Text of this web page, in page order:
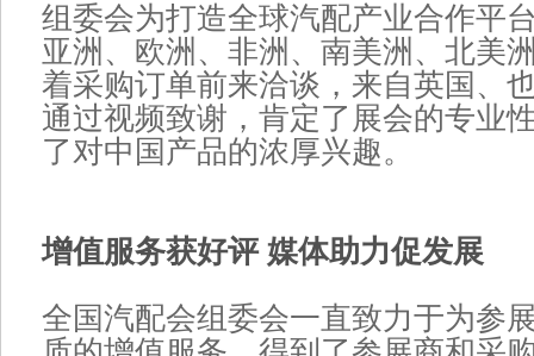
组委会为打造全球汽配产业合作平
亚洲、欧洲、非洲、南美洲、北美
着采购订单前来洽谈，来自英国、
通过视频致谢，肯定了展会的专业
了对中国产品的浓厚兴趣。
增值服务获好评 媒体助力促发展
全国汽配会组委会一直致力于为参